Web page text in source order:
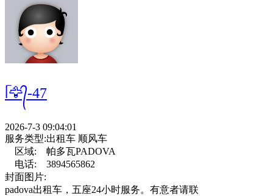
ᥬ🦅᭄-47
2026-7-3 09:04:01
服务类型:出租车 顺风车
区域:
帕多瓦PADOVA
电话:
3894565862
封面图片:
padova出租车，五座24小时服务。有意者请联